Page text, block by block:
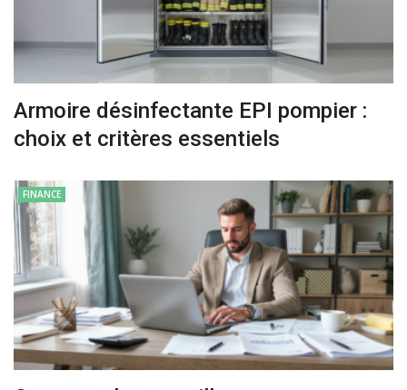
Armoire désinfectante EPI pompier :
choix et critères essentiels
FINANCE